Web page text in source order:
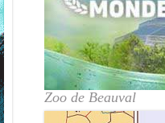
Zoo de Beauval